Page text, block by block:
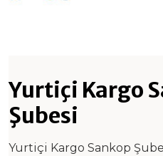
Yurtiçi Kargo
Şubesi
Yurtiçi Kargo Sankop